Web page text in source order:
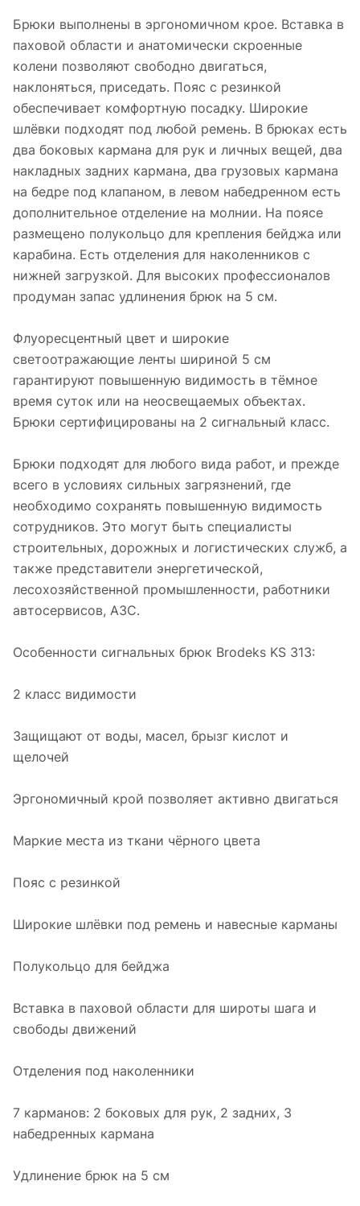
Брюки выполнены в эргономичном крое. Вставка в
паховой области и анатомически скроенные
колени позволяют свободно двигаться,
наклоняться, приседать. Пояс с резинкой
обеспечивает комфортную посадку. Широкие
шлёвки подходят под любой ремень. В брюках есть
два боковых кармана для рук и личных вещей, два
накладных задних кармана, два грузовых кармана
на бедре под клапаном, в левом набедренном есть
дополнительное отделение на молнии. На поясе
размещено полукольцо для крепления бейджа или
карабина. Есть отделения для наколенников с
нижней загрузкой. Для высоких профессионалов
продуман запас удлинения брюк на 5 см.
Флуоресцентный цвет и широкие
светоотражающие ленты шириной 5 см
гарантируют повышенную видимость в тёмное
время суток или на неосвещаемых объектах.
Брюки сертифицированы на 2 сигнальный класс.
Брюки подходят для любого вида работ, и прежде
всего в условиях сильных загрязнений, где
необходимо сохранять повышенную видимость
сотрудников. Это могут быть специалисты
строительных, дорожных и логистических служб, а
также представители энергетической,
лесохозяйственной промышленности, работники
автосервисов, АЗС.
Особенности сигнальных брюк Brodeks KS 313:
2 класс видимости
Защищают от воды, масел, брызг кислот и
щелочей
Эргономичный крой позволяет активно двигаться
Маркие места из ткани чёрного цвета
Пояс с резинкой
Широкие шлёвки под ремень и навесные карманы
Полукольцо для бейджа
Вставка в паховой области для широты шага и
свободы движений
Отделения под наколенники
7 карманов: 2 боковых для рук, 2 задних, 3
набедренных кармана
Удлинение брюк на 5 см